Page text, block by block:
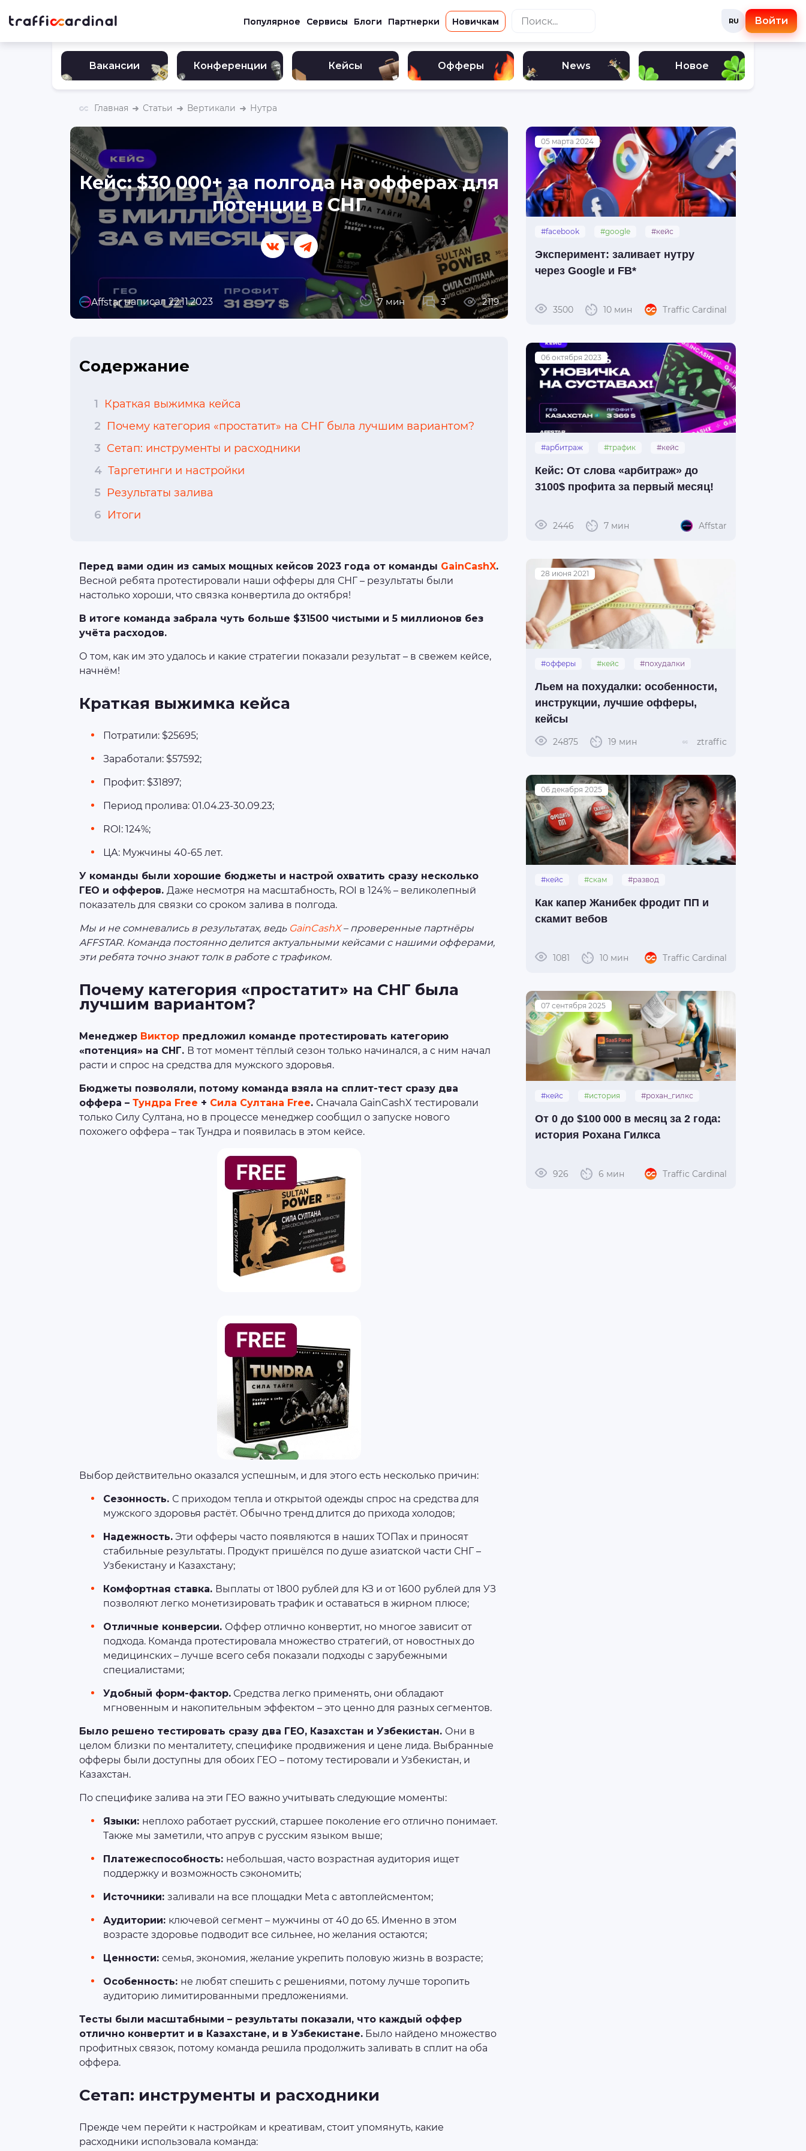
Популярное Сервисы Блоги Партнерки Новичкам RU Войти
Вакансии Конференции Кейсы Офферы News Новое
Главная Статьи Вертикали Нутра
Кейс: $30 000+ за полгода на офферах для
потенции в СНГ
Affstarнаписал 22.11.2023 7 мин 3 2119
Содержание
1
Краткая выжимка кейса
2 Почему категория «простатит» на СНГ была лучшим вариантом?
3 Сетап: инструменты и расходники
4 Таргетинги и настройки
5 Результаты залива
6 Итоги
Перед вами один из самых мощных кейсов 2023 года от команды GainCashX.
Весной ребята протестировали наши офферы для СНГ – результаты были
настолько хороши, что связка конвертила до октября!
В итоге команда забрала чуть больше $31500 чистыми и 5 миллионов без
учёта расходов.
О том, как им это удалось и какие стратегии показали результат – в свежем кейсе,
начнём!
Краткая выжимка кейса
Потратили: $25695;
Заработали: $57592;
Профит: $31897;
Период пролива: 01.04.23-30.09.23;
ROI: 124%;
ЦА: Мужчины 40-65 лет.
У команды были хорошие бюджеты и настрой охватить сразу несколько
ГЕО и офферов. Даже несмотря на масштабность, ROI в 124% – великолепный
показатель для связки со сроком залива в полгода.
Мы и не сомневались в результатах, ведь GainCashX– проверенные партнёры
AFFSTAR. Команда постоянно делится актуальными кейсами с нашими офферами,
эти ребята точно знают толк в работе с трафиком.
Почему категория «простатит» на СНГ была
лучшим вариантом?
Менеджер Виктор предложил команде протестировать категорию
«потенция» на СНГ. В тот момент тёплый сезон только начинался, а с ним начал
расти и спрос на средства для мужского здоровья.
Бюджеты позволяли, потому команда взяла на сплит-тест сразу два
оффера – Тундра Free + Сила Султана Free. Сначала GainCashX тестировали
только Силу Султана, но в процессе менеджер сообщил о запуске нового
похожего оффера – так Тундра и появилась в этом кейсе.
Выбор действительно оказался успешным, и для этого есть несколько причин:
Сезонность. С приходом тепла и открытой одежды спрос на средства для
мужского здоровья растёт. Обычно тренд длится до прихода холодов;
Надежность. Эти офферы часто появляются в наших ТОПах и приносят
стабильные результаты. Продукт пришёлся по душе азиатской части СНГ –
Узбекистану и Казахстану;
Комфортная ставка. Выплаты от 1800 рублей для КЗ и от 1600 рублей для УЗ
позволяют легко монетизировать трафик и оставаться в жирном плюсе;
Отличные конверсии. Оффер отлично конвертит, но многое зависит от
подхода. Команда протестировала множество стратегий, от новостных до
медицинских – лучше всего себя показали подходы с зарубежными
специалистами;
Удобный форм-фактор. Средства легко применять, они обладают
мгновенным и накопительным эффектом – это ценно для разных сегментов.
Было решено тестировать сразу два ГЕО, Казахстан и Узбекистан. Они в
целом близки по менталитету, специфике продвижения и цене лида. Выбранные
офферы были доступны для обоих ГЕО – потому тестировали и Узбекистан, и
Казахстан.
По специфике залива на эти ГЕО важно учитывать следующие моменты:
Языки: неплохо работает русский, старшее поколение его отлично понимает.
Также мы заметили, что апрув с русским языком выше;
Платежеспособность: небольшая, часто возрастная аудитория ищет
поддержку и возможность сэкономить;
Источники: заливали на все площадки Meta с автоплейсментом;
Аудитории: ключевой сегмент – мужчины от 40 до 65. Именно в этом
возрасте здоровье подводит все сильнее, но желания остаются;
Ценности: семья, экономия, желание укрепить половую жизнь в возрасте;
Особенность: не любят спешить с решениями, потому лучше торопить
аудиторию лимитированными предложениями.
Тесты были масштабными – результаты показали, что каждый оффер
отлично конвертит и в Казахстане, и в Узбекистане. Было найдено множество
профитных связок, потому команда решила продолжить заливать в сплит на оба
оффера.
Сетап: инструменты и расходники
Прежде чем перейти к настройкам и креативам, стоит упомянуть, какие
расходники использовала команда:
05 марта 2024
#facebook #google
#кейс
Эксперимент: заливает нутру
через Google и FB*
3500 10 мин Traffic Cardinal
06 октября 2023
#арбитраж #трафик #кейс
Кейс: От слова «арбитраж» до
3100$ профита за первый месяц!
2446 7 мин Affstar
28 июня 2021
#офферы #кейс #похудалки
Льем на похудалки: особенности,
инструкции, лучшие офферы,
кейсы
24875 19 мин ztraffic
06 декабря 2025
#кейс #скам
#развод
Как капер Жанибек фродит ПП и
скамит вебов
1081 10 мин Traffic Cardinal
07 сентября 2025
#кейс #история #рохан_гилкс
От 0 до $100 000 в месяц за 2 года:
история Рохана Гилкса
926 6 мин Traffic Cardinal